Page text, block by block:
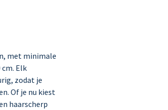
met minimale
Elk
zodat je
Of je nu kiest
haarscherp